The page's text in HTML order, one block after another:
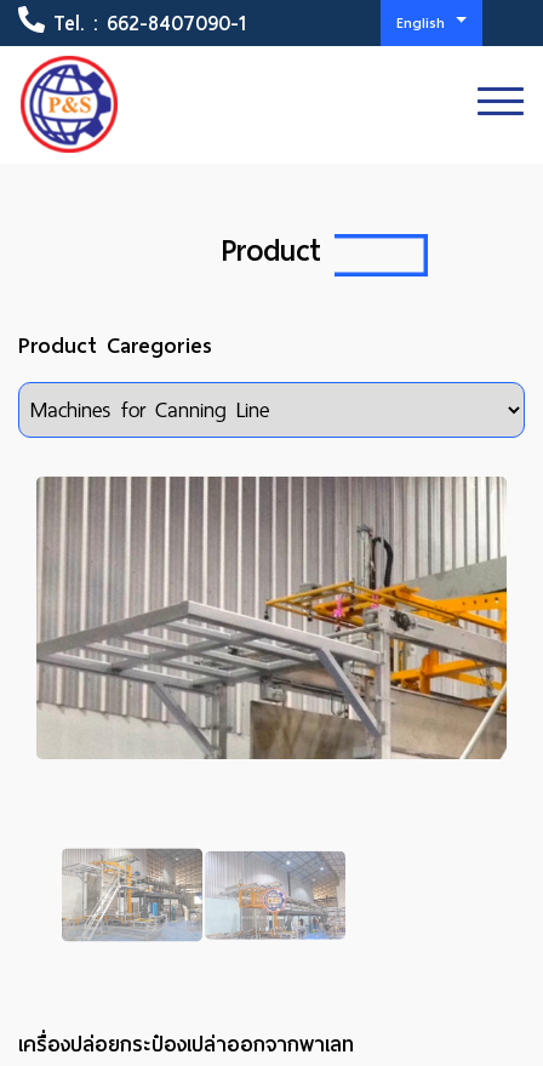
Tel. : 662-8407090-1 English
Product
Product Caregories
เครื่องปล่อยกระป๋องเปล่าออกจากพาเลท